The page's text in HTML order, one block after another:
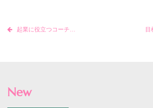
起業に役立つコーチング
New